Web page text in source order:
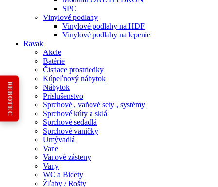
SPC
Vinylové podlahy
Vinylové podlahy na HDF
Vinylové podlahy na lepenie
Ravak
Akcie
Batérie
Čistiace prostriedky
Kúpeľnový nábytok
Nábytok
Príslušenstvo
Sprchové , vaňové sety , systémy
Sprchové kúty a sklá
Sprchové sedadlá
Sprchové vaničky
Umývadlá
Vane
Vanové zásteny
Vany
WC a Bidety
Žľaby / Rošty
REBOTEC